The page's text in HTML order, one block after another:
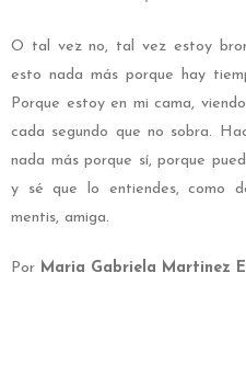
O tal vez no, tal vez estoy
esto nada más porque hay
Porque estoy en mi cama,
cada segundo que no sobra.
nada más porque sí, porque
y sé que lo entiendes, como
mentis, amiga.
Por Maria Gabriela Martinez